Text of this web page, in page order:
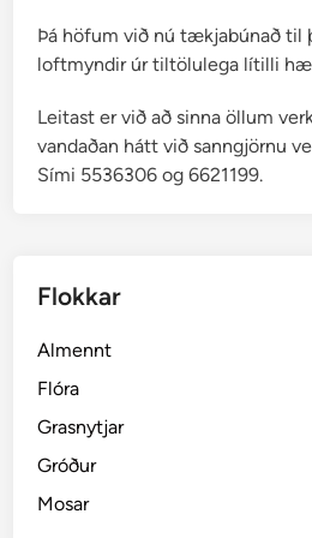
Þá höfum við nú tækjabúnað til
loftmyndir úr tiltölulega lítilli
Leitast er við að sinna öllum
vandaðan hátt við sanngjörnu
Sími 5536306 og 6621199.
Flokkar
Almennt
Flóra
Grasnytjar
Gróður
Mosar